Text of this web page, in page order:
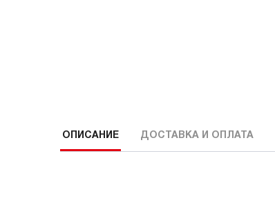
ОПИСАНИЕ ДОСТАВКА И ОПЛАТА